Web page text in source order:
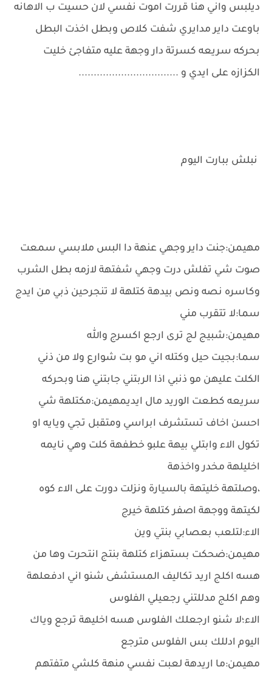
ديلبس واني هنا قررت اموت نفسي لان حسيت ب الاهانه
باوعت داير مدايري شفت كلاص وبطل اخذت البطل
بحركه سريعه كسرتة دار وجهة عليه متفاجئ خليت
الكزازه على ايدي و .................................
نبلش ببارت اليوم
مهيمن:جنت داير وجهي عنهة دا البس ملابسي سمعت
صوت شي تفلش درت وجهي شفتهة لازمه بطل الشرب
وكاسره نصه ونص بيدهة كتلهة لا تنجرحين ذبي من ايدج
سما:لا تتقرب مني
مهيمن:شبيج لج ترى ارجع اكسرج والله
سما:بجيت حيل وكتله اني مو بت شوارع ولا من ذني
الكلت عليهن مو ذنبي اذا الربتني جابتني هنا وبحركه
سريعه كطعت الوريد مال ايديمهيمن:مكتلهة شي
احسن اخاف تستشرف ابراسي ومتقبل تجي ويايه او
تكول الاء وابتلي بيهة علبو خطفهة كلت وهي نايمه
اخليلهة مخدر واخذهة
،وصلتهة خليتهة بالسيارة ونزلت دورت على الاء كوه
لكيتهة ووجهة اصفر كتلهة خيرج
الاء:لتلعب بعصابي بنتي وين
مهيمن:ضحكت بستهزاء كتلهة بنتج انتحرت وها من
هسه اكلج اريد تكاليف المستشفى شنو اني ادفعلهة
وهم اكلج مدللتني رجعيلي الفلوس
الاء؛لا شنو ارجعلك الفلوس هسه اخليهة ترجع وياك
اليوم ادللك بس الفلوس مترجع
مهيمن:ما اريدهة لعبت نفسي منهة كلشي متفتهم